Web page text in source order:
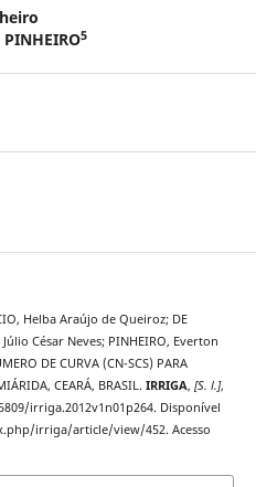
PINHEIRO5
Helba Araújo de Queiroz; DE
César Neves; PINHEIRO, Everton
DE CURVA (CN-SCS) PARA
CEARÁ, BRASIL. IRRIGA, [S. l.],
irriga.2012v1n01p264. Disponível
irriga/article/view/452. Acesso